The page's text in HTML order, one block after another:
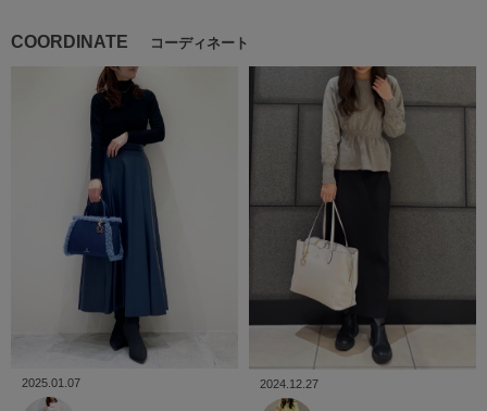
COORDINATE コーディネート
2025.01.07 2024.12.27